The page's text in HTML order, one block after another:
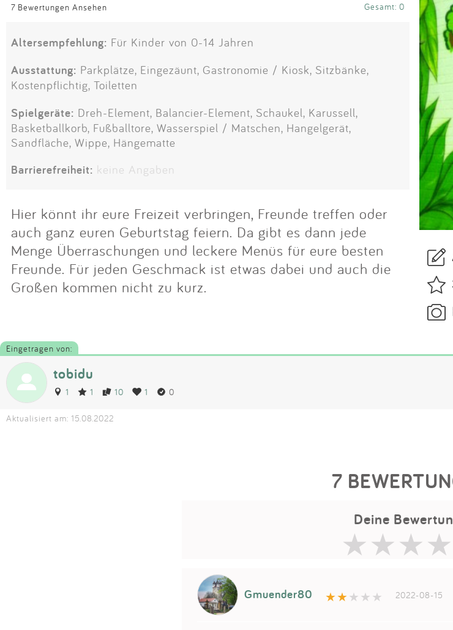
7 Bewertungen Ansehen Gesamt: 0
Altersempfehlung: Für Kinder von 0-14 Jahren
Ausstattung: Parkplätze, Eingezäunt, Gastronomie / Kiosk, Sitzbänke,
Kostenpflichtig, Toiletten
Spielgeräte: Dreh-Element, Balancier-Element, Schaukel, Karussell,
Basketballkorb, Fußballtore, Wasserspiel / Matschen, Hangelgerät,
Sandfläche, Wippe, Hängematte
Barrierefreiheit: keine Angaben
Hier könnt ihr eure Freizeit verbringen, Freunde treffen oder
auch ganz euren Geburtstag feiern. Da gibt es dann jede
Menge Überraschungen und leckere Menüs für eure besten
Freunde. Für jeden Geschmack ist etwas dabei und auch die
Großen kommen nicht zu kurz.
Eingetragen von:
tobidu
1 1 10 1 0
Aktualisiert am: 15.08.2022
7
Deine
Gmuender80 2022-08-15